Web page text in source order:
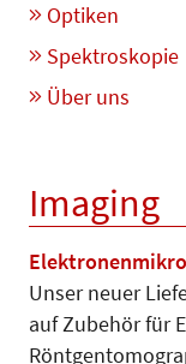
Optiken
Spektroskopie
Über uns
Imaging
Unser neuer
auf Zubehör für